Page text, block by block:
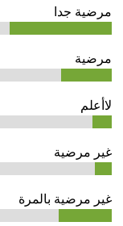
مرضية جدا
مرضية
لاأعلم
غير مرضية
غير مرضية بالمرة